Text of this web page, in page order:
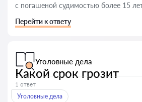
с погашеной судимостью более 15
Перейти к ответу
Уголовные дела
Какой срок грозит
1 ответ
Уголовные дела